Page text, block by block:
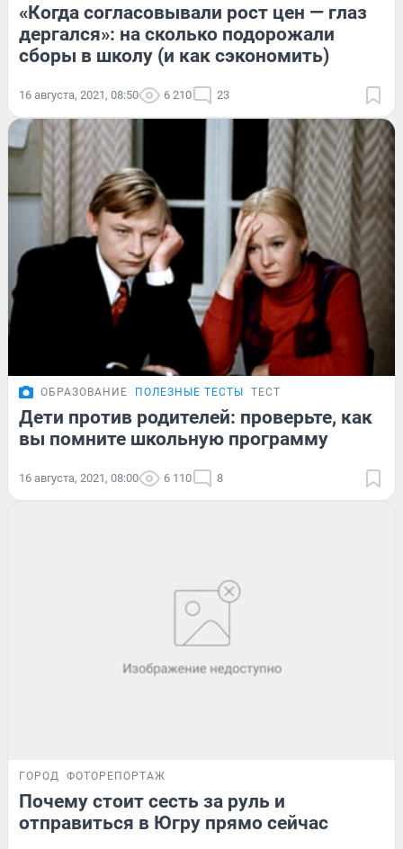
«Когда согласовывали рост цен — глаз
дергался»: на сколько подорожали
сборы в школу (и как сэкономить)
16 августа, 2021, 08:50 6 210 23
ОБРАЗОВАНИЕ ПОЛЕЗНЫЕ ТЕСТЫ ТЕСТ
Дети против родителей: проверьте, как
вы помните школьную программу
16 августа, 2021, 08:00 6 110 8
ГОРОД ФОТОРЕПОРТАЖ
Почему стоит сесть за руль и
отправиться в Югру прямо сейчас